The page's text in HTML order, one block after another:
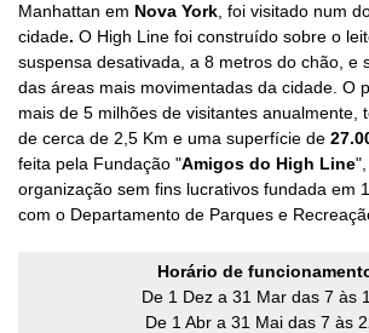
Manhattan em Nova York , foi visitado num
cidade. O High Line foi construído sobre o
suspensa desativada, a 8 metros do chão, e
das áreas mais movimentadas da cidade. O
mais de 5 milhões de visitantes anualmente,
de cerca de 2,5 Km e uma superfície de
feita pela Fundação "Amigos do High Line
organização sem fins lucrativos fundada em
com o Departamento de Parques e
Horário de
De 1 Dez a 31 Mar das 7 às
De 1 Abr a 31 Mai das 7 às